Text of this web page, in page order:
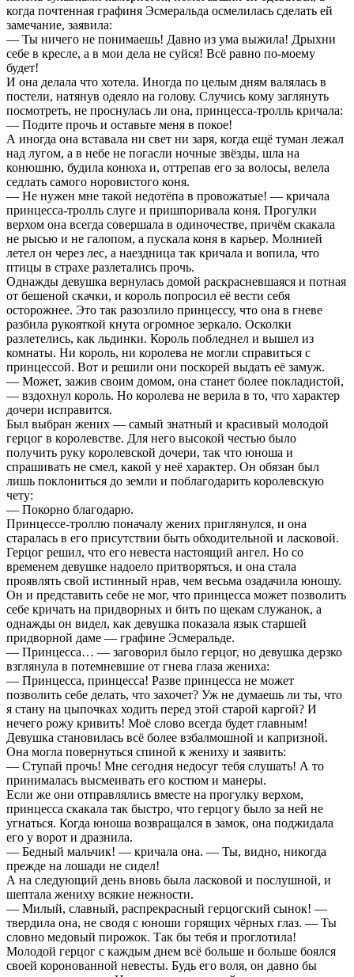
когда почтенная графиня Эсмеральда осмелилась сделать ей
замечание, заявила:
— Ты ничего не понимаешь! Давно из ума выжила! Дрыхни
себе в кресле, а в мои дела не суйся! Всё равно по-моему
будет!
И она делала что хотела. Иногда по целым дням валялась в
постели, натянув одеяло на голову. Случись кому заглянуть
посмотреть, не проснулась ли она, принцесса-тролль кричала:
— Подите прочь и оставьте меня в покое!
А иногда она вставала ни свет ни заря, когда ещё туман лежал
над лугом, а в небе не погасли ночные звёзды, шла на
конюшню, будила конюха и, оттрепав его за волосы, велела
седлать самого норовистого коня.
— Не нужен мне такой недотёпа в провожатые! — кричала
принцесса-тролль слуге и пришпоривала коня. Прогулки
верхом она всегда совершала в одиночестве, причём скакала
не рысью и не галопом, а пускала коня в карьер. Молнией
летел он через лес, а наездница так кричала и вопила, что
птицы в страхе разлетались прочь.
Однажды девушка вернулась домой раскрасневшаяся и потная
от бешеной скачки, и король попросил её вести себя
осторожнее. Это так разозлило принцессу, что она в гневе
разбила рукояткой кнута огромное зеркало. Осколки
разлетелись, как льдинки. Король побледнел и вышел из
комнаты. Ни король, ни королева не могли справиться с
принцессой. Вот и решили они поскорей выдать её замуж.
— Может, зажив своим домом, она станет более покладистой,
— вздохнул король. Но королева не верила в то, что характер
дочери исправится.
Был выбран жених — самый знатный и красивый молодой
герцог в королевстве. Для него высокой честью было
получить руку королевской дочери, так что юноша и
спрашивать не смел, какой у неё характер. Он обязан был
лишь поклониться до земли и поблагодарить королевскую
чету:
— Покорно благодарю.
Принцессе-троллю поначалу жених приглянулся, и она
старалась в его присутствии быть обходительной и ласковой.
Герцог решил, что его невеста настоящий ангел. Но со
временем девушке надоело притворяться, и она стала
проявлять свой истинный нрав, чем весьма озадачила юношу.
Он и представить себе не мог, что принцесса может позволить
себе кричать на придворных и бить по щекам служанок, а
однажды он видел, как девушка показала язык старшей
придворной даме — графине Эсмеральде.
— Принцесса… — заговорил было герцог, но девушка дерзко
взглянула в потемневшие от гнева глаза жениха:
— Принцесса, принцесса! Разве принцесса не может
позволить себе делать, что захочет? Уж не думаешь ли ты, что
я стану на цыпочках ходить перед этой старой каргой? И
нечего рожу кривить! Моё слово всегда будет главным!
Девушка становилась всё более взбалмошной и капризной.
Она могла повернуться спиной к жениху и заявить:
— Ступай прочь! Мне сегодня недосуг тебя слушать! А то
принималась высмеивать его костюм и манеры.
Если же они отправлялись вместе на прогулку верхом,
принцесса скакала так быстро, что герцогу было за ней не
угнаться. Когда юноша возвращался в замок, она поджидала
его у ворот и дразнила.
— Бедный мальчик! — кричала она. — Ты, видно, никогда
прежде на лошади не сидел!
А на следующий день вновь была ласковой и послушной, и
шептала жениху всякие нежности.
— Милый, славный, распрекрасный герцогский сынок! —
твердила она, не сводя с юноши горящих чёрных глаз. — Ты
словно медовый пирожок. Так бы тебя и проглотила!
Молодой герцог с каждым днем всё больше и больше боялся
своей коронованной невесты. Будь его воля, он давно бы